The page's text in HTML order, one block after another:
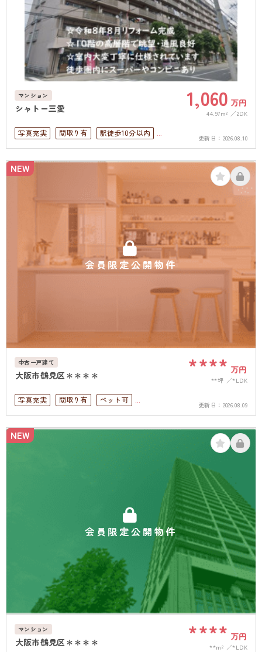
マンション
シャトー三愛 1,060 万円
44.97m² 2DK
写真充実 間取り有
駅徒歩10分以内
高層階
上下水道完備
更新日： 2026.08.10
会員限定公開物件
NEW
中古一戸建て
大阪市鶴見区＊＊＊＊ **** 万円
**坪 *LDK
写真充実 間取り有
ペット可
駐車場１台無料
上下水道完備
更新日： 2026.08.09
会員限定公開物件
NEW
マンション
大阪市鶴見区＊＊＊＊ **** 万円
**m² *LDK